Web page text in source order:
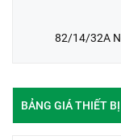
82/14/32A
BẢNG GIÁ THIẾT